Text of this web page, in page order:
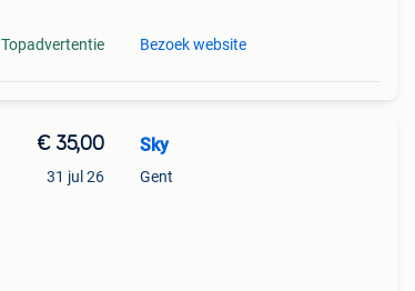
Topadvertentie Bezoek website
€ 35,00
31 jul 26
Sky
Gent